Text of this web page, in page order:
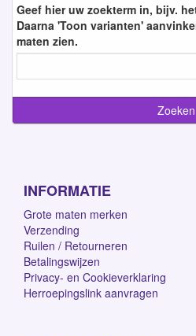
Geef hier uw zoekterm in, bijv.
Daarna 'Toon varianten'
maten zien.
INFORMATIE
Grote maten merken
Verzending
Ruilen / Retourneren
Betalingswijzen
Privacy- en Cookieverklaring
Herroepingslink aanvragen